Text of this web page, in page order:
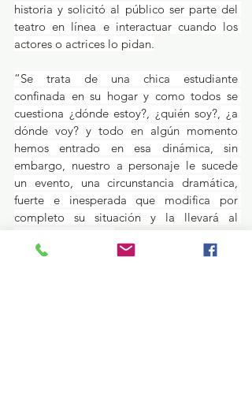
historia y solicitó al público ser parte del
teatro en línea e interactuar cuando los
actores o actrices lo pidan.
“Se trata de una chica estudiante
confinada en su hogar y como todos se
cuestiona ¿dónde estoy?, ¿quién soy?, ¿a
dónde voy? y todo en algún momento
hemos entrado en esa dinámica, sin
embargo, nuestro a personaje le sucede
un evento, una circunstancia dramática,
fuerte e inesperada que modifica por
completo su situación y la llevará al